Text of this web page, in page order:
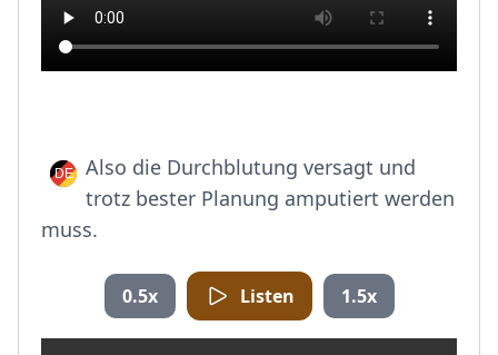
Also die Durchblutung versagt und
trotz bester Planung amputiert werden
muss.
0.5x Listen 1.5x